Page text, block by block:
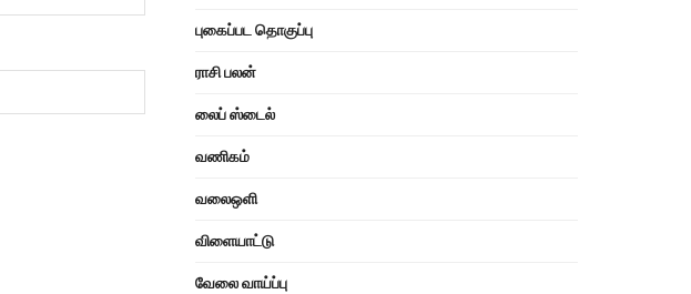
புகைப்பட தொகுப்பு
ராசி பலன்
லைப் ஸ்டைல்
வணிகம்
வலைஒளி
விளையாட்டு
வேலை வாய்ப்பு